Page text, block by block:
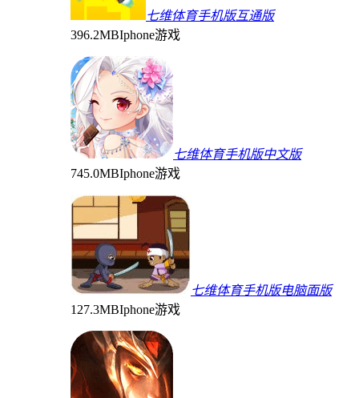
七维体育手机版互通版
396.2MBIphone游戏
七维体育手机版中文版
745.0MBIphone游戏
七维体育手机版电脑面版
127.3MBIphone游戏